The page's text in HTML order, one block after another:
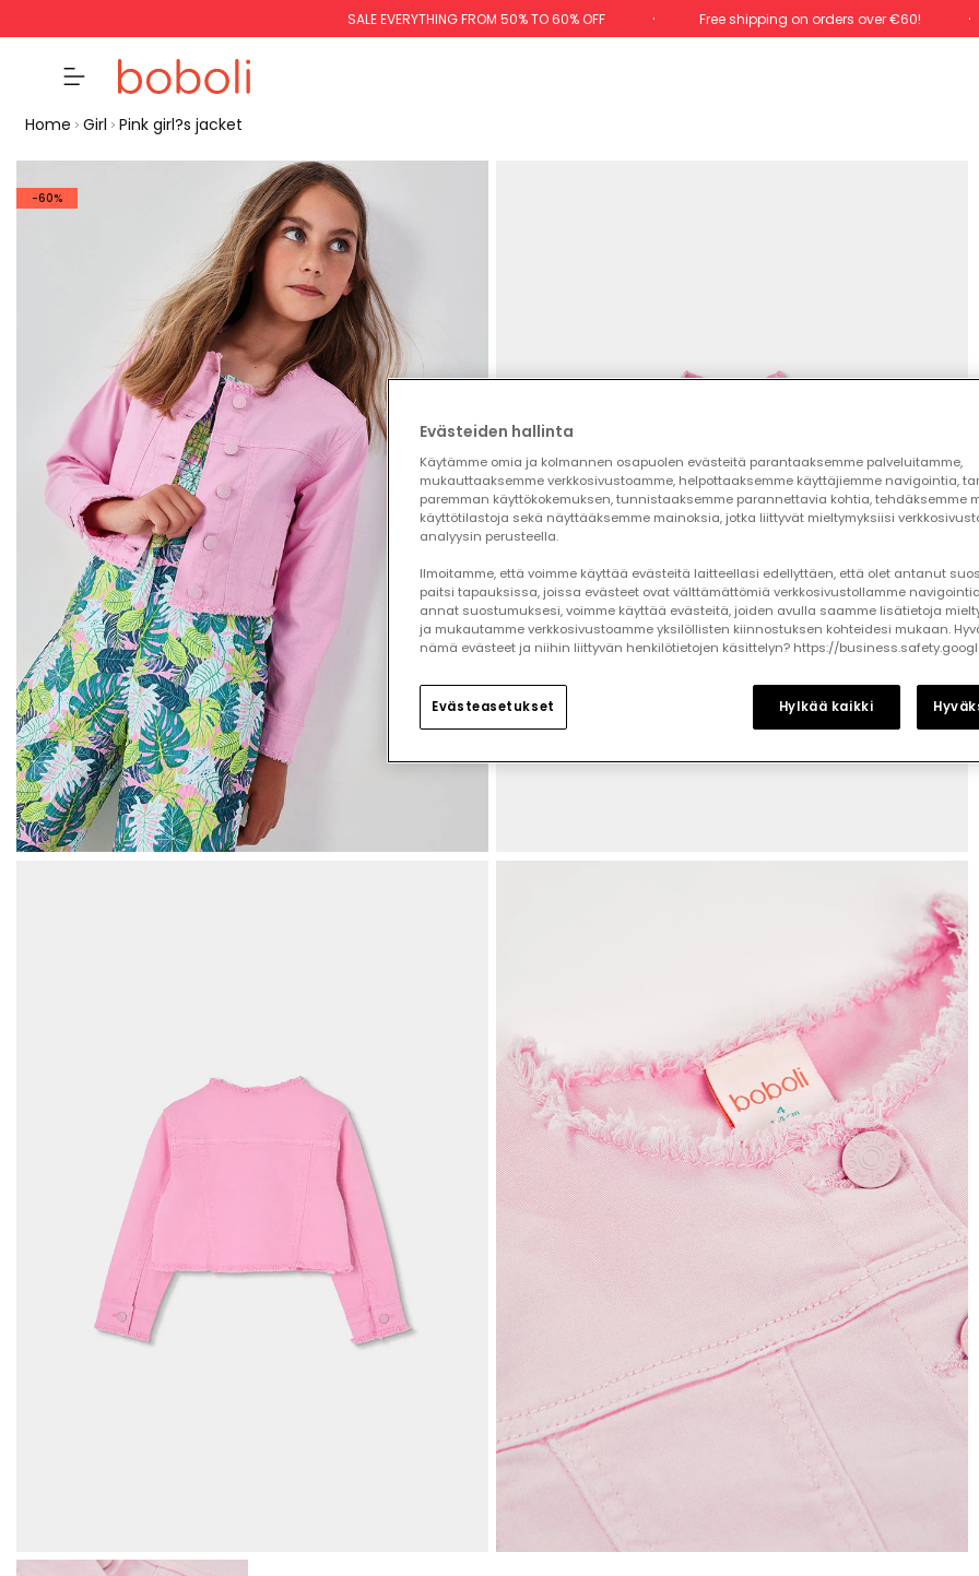
SALE EVERYTHING FROM 50% TO 60% OFF Free shipping on orders over €60!
Home Girl Pink girl?s jacket
-60%
Evästeiden hallinta
Käytämme omia ja kolmannen osapuolen evästeitä parantaaksemme palveluitamme,
mukauttaaksemme verkkosivustoamme, helpottaaksemme käyttäjiemme navigointia,
paremman käyttökokemuksen, tunnistaaksemme parannettavia kohtia, tehdäksemme
käyttötilastoja sekä näyttääksemme mainoksia, jotka liittyvät mieltymyksiisi
analyysin perusteella.
Ilmoitamme, että voimme käyttää evästeitä laitteellasi edellyttäen, että olet antanut
paitsi tapauksissa, joissa evästeet ovat välttämättömiä verkkosivustollamme
annat suostumuksesi, voimme käyttää evästeitä, joiden avulla saamme lisätietoja
ja mukautamme verkkosivustoamme yksilöllisten kiinnostuksen kohteidesi mukaan.
nämä evästeet ja niihin liittyvän henkilötietojen käsittelyn? https://
Evästeasetukset Hylkää kaikki